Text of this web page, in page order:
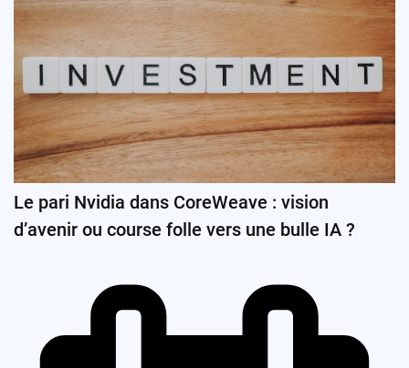
Le pari Nvidia dans CoreWeave : vision
d’avenir ou course folle vers une bulle IA ?